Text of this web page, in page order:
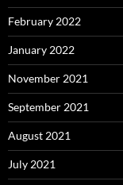
February 2022
January 2022
November 2021
September 2021
August 2021
July 2021